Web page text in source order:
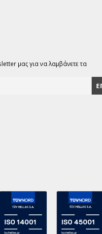
μας για να λαμβάνετε τα